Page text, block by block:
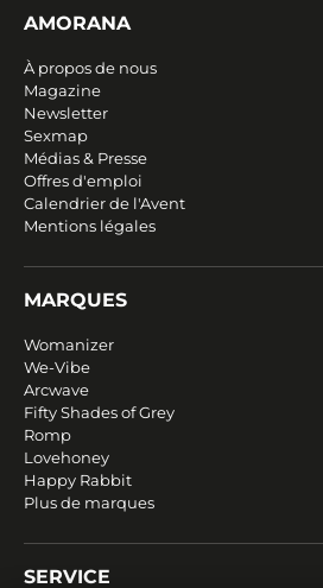
AMORANA
À propos de nous
Magazine
Newsletter
Sexmap
Médias & Presse
Offres d'emploi
Calendrier de l'Avent
Mentions légales
MARQUES
Womanizer
We-Vibe
Arcwave
Fifty Shades of Grey
Romp
Lovehoney
Happy Rabbit
Plus de marques
SERVICE